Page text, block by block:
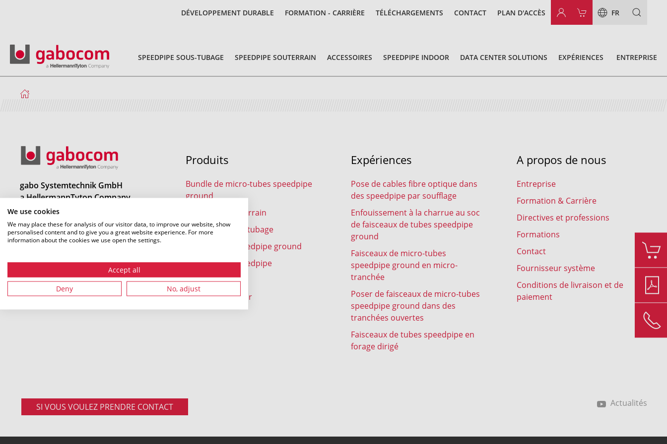
We use cookies
We may place these for analysis of our visitor data, to improve our website, show
personalised content and to give you a great website experience. For more
information about the cookies we use open the settings.
Accept all
Deny No, adjust
DÉVELOPPEMENT DURABLE FORMATION - CARRIÈRE TÉLÉCHARGEMENTS CONTACT PLAN D'ACCÈS FR
SPEEDPIPE SOUS-TUBAGE SPEEDPIPE SOUTERRAIN ACCESSOIRES SPEEDPIPE INDOOR DATA CENTER SOLUTIONS EXPÉRIENCES ENTREPRISE
gabo Systemtechnik GmbH
a HellermannTyton Company
Am Schaidweg 7
94559 Niederwinkling
Tel.: +49 9962 950-0
Produits
Bundle de micro-tubes speedpipe
ground
speedpipe souterrain
speedpipe sous-tubage
Micro-tubes speedpipe ground
Micro-tubes speedpipe
Accessoires
speedpipe indoor
Expériences
Pose de cables fibre optique dans
des speedpipe par soufflage
Enfouissement à la charrue au soc
de faisceaux de tubes speedpipe
ground
Faisceaux de micro-tubes
speedpipe ground en micro-
tranchée
Poser de faisceaux de micro-tubes
speedpipe ground dans des
tranchées ouvertes
Faisceaux de tubes speedpipe en
forage dirigé
A propos de nous
Entreprise
Formation & Carrière
Directives et professions
Formations
Contact
Fournisseur système
Conditions de livraison et de
paiement
SI VOUS VOULEZ PRENDRE CONTACT Actualités